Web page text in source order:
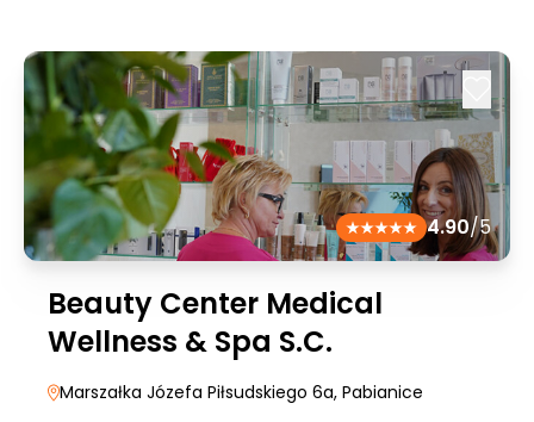
4.90/5
Beauty Center Medical
Wellness & Spa S.C.
Marszałka Józefa Piłsudskiego 6a, Pabianice